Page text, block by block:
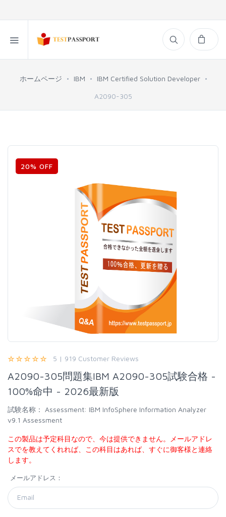
ホームページ IBM IBM Certified Solution Developer
A2090-305
20% OFF
5 | 919 Customer Reviews
A2090-305問題集IBM A2090-305試験合格 -
100%命中 - 2026最新版
試験名称：
Assessment: IBM InfoSphere Information Analyzer
v9.1 Assessment
この製品は予定科目なので、今は提供できません。メールアドレ
スでを教えてくれれば、この科目はあれば、すぐに御客様と連絡
します。
メールアドレス：